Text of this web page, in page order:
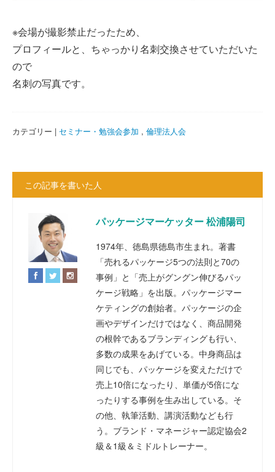
※会場が撮影禁止だったため、
プロフィールと、ちゃっかり名刺交換させていただいた
ので
名刺の写真です。
カテゴリー | セミナー・勉強会参加 , 倫理法人会
この記事を書いた人
パッケージマーケッター 松浦陽司
1974年、徳島県徳島市生まれ。著書
「売れるパッケージ5つの法則と70の
事例」と「売上がグングン伸びるパッ
ケージ戦略」を出版。パッケージマー
ケティングの創始者。パッケージの企
画やデザインだけではなく、商品開発
の根幹であるブランディングも行い、
多数の成果をあげている。中身商品は
同じでも、パッケージを変えただけで
売上10倍になったり、単価が5倍にな
ったりする事例を生み出している。そ
の他、執筆活動、講演活動なども行
う。ブランド・マネージャー認定協会2
級＆1級＆ミドルトレーナー。